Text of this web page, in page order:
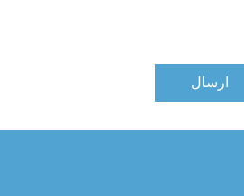
ارسال